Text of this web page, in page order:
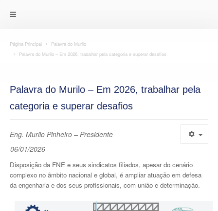
Página Principal
Palavra do Murilo
Palavra do Murilo – Em 2026, trabalhar pela categoria e superar desafios
Palavra do Murilo – Em 2026, trabalhar pela
categoria e superar desafios
Eng. Murilo Pinheiro – Presidente
06/01/2026
Disposição da FNE e seus sindicatos filiados, apesar do cenário
complexo no âmbito nacional e global, é ampliar atuação em defesa
da engenharia e dos seus profissionais, com união e determinação.